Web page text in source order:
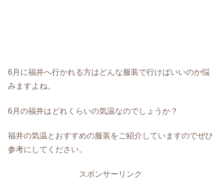
6月に福井へ行かれる方はどんな服装で行けばいいのか悩
みますよね。
6月の福井はどれくらいの気温なのでしょうか？
福井の気温とおすすめの服装をご紹介していますのでぜひ
参考にしてください。
スポンサーリンク